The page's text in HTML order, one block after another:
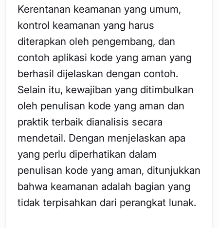
Kerentanan keamanan yang umum,
kontrol keamanan yang harus
diterapkan oleh pengembang, dan
contoh aplikasi kode yang aman yang
berhasil dijelaskan dengan contoh.
Selain itu, kewajiban yang ditimbulkan
oleh penulisan kode yang aman dan
praktik terbaik dianalisis secara
mendetail. Dengan menjelaskan apa
yang perlu diperhatikan dalam
penulisan kode yang aman, ditunjukkan
bahwa keamanan adalah bagian yang
tidak terpisahkan dari perangkat lunak.